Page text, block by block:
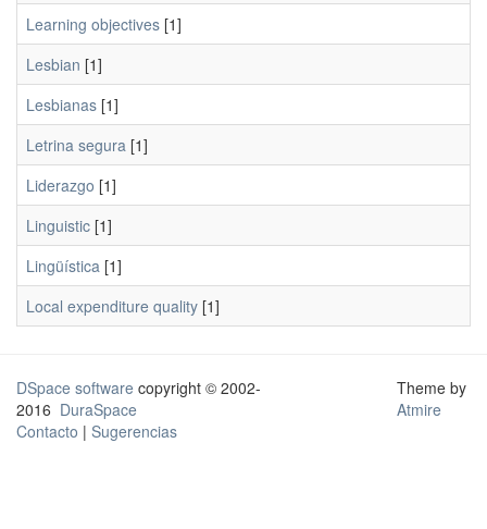
Learning objectives [1]
Lesbian [1]
Lesbianas [1]
Letrina segura [1]
Liderazgo [1]
Linguistic [1]
Lingüística [1]
Local expenditure quality [1]
DSpace software copyright © 2002-
2016 DuraSpace
Contacto | Sugerencias
Theme by
Atmire